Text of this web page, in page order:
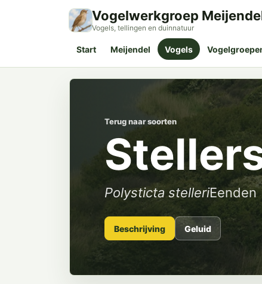
Vogelwerkgroep
Vogels, tellingen en duinnatuur
Start Meijendel Vogels
Terug naar soorten
Polysticta stelleriEenden
Beschrijving Geluid